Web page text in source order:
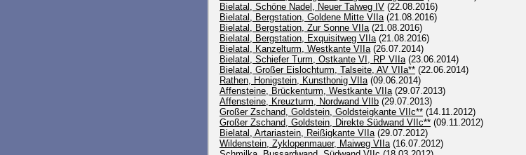
Bielatal, Schöne Nadel, Neuer Talweg IV (22.08.2016)
Bielatal, Bergstation, Goldene Mitte VIIa(21.08.2016)
Bielatal, Bergstation, Zur Sonne VIIa(21.08.2016)
Bielatal, Bergstation, Exquisitweg VIIa(21.08.2016)
Bielatal, Kanzelturm, Westkante VIIa(26.07.2014)
Bielatal, Schiefer Turm, Ostkante VI, RP VIIa(23.06.2014)
Bielatal, Großer Eislochturm, Talseite, AV VIIa** (22.06.2014)
Rathen, Honigstein, Kunsthonig VIIa(09.06.2014)
Affensteine, Brückenturm, Westkante VIIa(29.07.2013)
Affensteine, Kreuzturm, Nordwand VIIb (29.07.2013)
Großer Zschand, Goldstein, Goldsteigkante VIIc** (14.11.2012)
Großer Zschand, Goldstein, Direkte Südwand VIIc** (09.11.2012)
Bielatal, Artariastein, Reißigkante VIIa(29.07.2012)
Wildenstein, Zyklopenmauer, Maiweg VIIa(16.07.2012)